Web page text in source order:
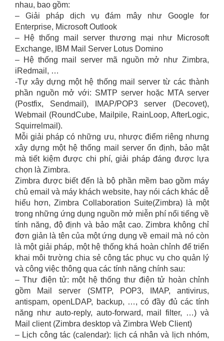
nhau, bao gồm:
– Giải pháp dịch vụ đám mây như Google for
Enterprise, Microsoft Outlook
– Hệ thống mail server thương mại như Microsoft
Exchange, IBM Mail Server Lotus Domino
– Hệ thống mail server mã nguồn mở như Zimbra,
iRedmail, …
-Tự xây dựng một hệ thống mail server từ các thành
phần nguồn mở với: SMTP server hoặc MTA server
(Postfix, Sendmail), IMAP/POP3 server (Decovet),
Webmail (RoundCube, Mailpile, RainLoop, AfterLogic,
Squirrelmail).
Mỗi giải pháp có những ưu, nhược điểm riêng nhưng
xây dựng một hệ thống mail server ổn định, bảo mật
mà tiết kiệm được chi phí, giải pháp đáng được lựa
chọn là Zimbra.
Zimbra được biết đến là bộ phần mềm bao gồm máy
chủ email và máy khách website, hay nói cách khác dễ
hiểu hơn, Zimbra Collaboration Suite(Zimbra) là một
trong những ứng dụng nguồn mở miễn phí nổi tiếng về
tính năng, độ định và bảo mật cao. Zimbra không chỉ
đơn giản là tên của một ứng dụng về email mà nó còn
là một giải pháp, một hệ thống khá hoàn chỉnh để triển
khai môi trường chia sẻ công tác phục vụ cho quản lý
và công việc thông qua các tính năng chính sau:
– Thư điện tử: một hệ thống thư điện tử hoàn chỉnh
gồm Mail server (SMTP, POP3, IMAP, antivirus,
antispam, openLDAP, backup, …, có đầy đủ các tính
năng như auto-reply, auto-forward, mail filter, …) và
Mail client (Zimbra desktop và Zimbra Web Client)
– Lịch công tác (calendar): lịch cá nhân và lịch nhóm,